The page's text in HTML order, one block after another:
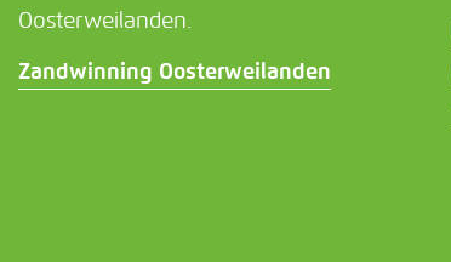
Oosterweilanden.
Zandwinning Oosterweilanden